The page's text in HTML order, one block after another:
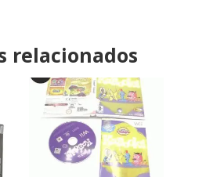
relacionados